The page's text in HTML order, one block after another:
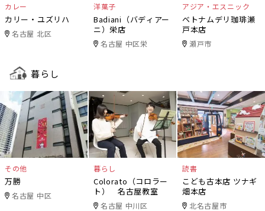
カレー
カリー・ユズリハ
名古屋 北区
洋菓子
Badiani（バディアー
ニ）栄店
名古屋 中区栄
アジア・エスニック
ベトナムデリ珈琲瀬
戸本店
瀬戸市
暮らし
その他
万勝
名古屋 中区
暮らし
Colorato（コロラー
ト） 名古屋教室
名古屋 中川区
読書
こども古本店 ツナギ
畑本店
北名古屋市